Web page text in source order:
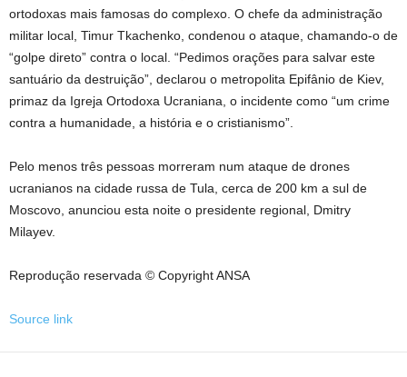
ortodoxas mais famosas do complexo. O chefe da administração
militar local, Timur Tkachenko, condenou o ataque, chamando-o de
“golpe direto” contra o local. “Pedimos orações para salvar este
santuário da destruição”, declarou o metropolita Epifânio de Kiev,
primaz da Igreja Ortodoxa Ucraniana, o incidente como “um crime
contra a humanidade, a história e o cristianismo”.
Pelo menos três pessoas morreram num ataque de drones
ucranianos na cidade russa de Tula, cerca de 200 km a sul de
Moscovo, anunciou esta noite o presidente regional, Dmitry
Milayev.
Reprodução reservada © Copyright ANSA
Source link